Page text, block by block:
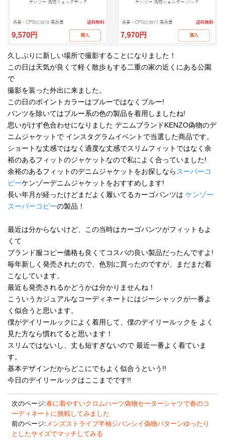
久しぶりに新しい場所で撮影することになりました！
この日は天気が良くて軽く散歩もする二重の家の近くにある公園
で
撮影を装った外出に来ました。
この日のポイントカラーはブルーではなくブルー!
パンツを除いてはブルー系の色の製品を着用しましたね!
思いがけず色合わせになりました デニムブランドKENZO偽物のデ
ニムジャケットで インスタグラムイベントで当選した商品です。
ショートな丈感ではなく適度な丈感でスリムフィットではなく余
裕のあるフィットのジャケットなので私によく合っていました!
余裕のあるフィットのデニムジャケットをお探しなら スーパーコ
ピーケンゾーデニムジャケットをおすすめします!
長い年月が経ったけどまだよく履いてるカーゴパンツは ケンゾー
スーパーコピーの製品！
最近は分からないけど、この当時はカーゴパンツがフィットもよ
くて
ブランド服コピー価格も良くてコスパの良い製品だったんですよ!
毎年新しく発売されたので、色別に買ったのですが、まだまだ着
こなしています。
最近も発売されるかどうかは分かりませんね！
こういうカジュアルなコーディネートにはジーシャックが一番よ
く似合うと思います。
僕がデイリールックによく着用して、僕のデイリールックを よく
見た方なら慣れてると思います！
スリムではないし、丈も短すぎないので 最近一番よく着ていま
す。
基本デザインだからどこにでもよく似合うという!!
今日のデイリールックはここまでです!!
次のページ:春に着やすいクロムハーツ偽物セーターシャツで春のコ
ーディネートに挑戦してみました
前のページ: メンズストライプ半袖ジバンシイ偽物パターンゆったり
としたサイズでマッチしてみる